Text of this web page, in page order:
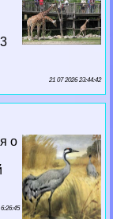
21 07 2026 23:44:42
о